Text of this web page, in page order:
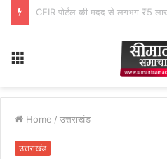
Home / उत्तराखंड
उत्तराखंड